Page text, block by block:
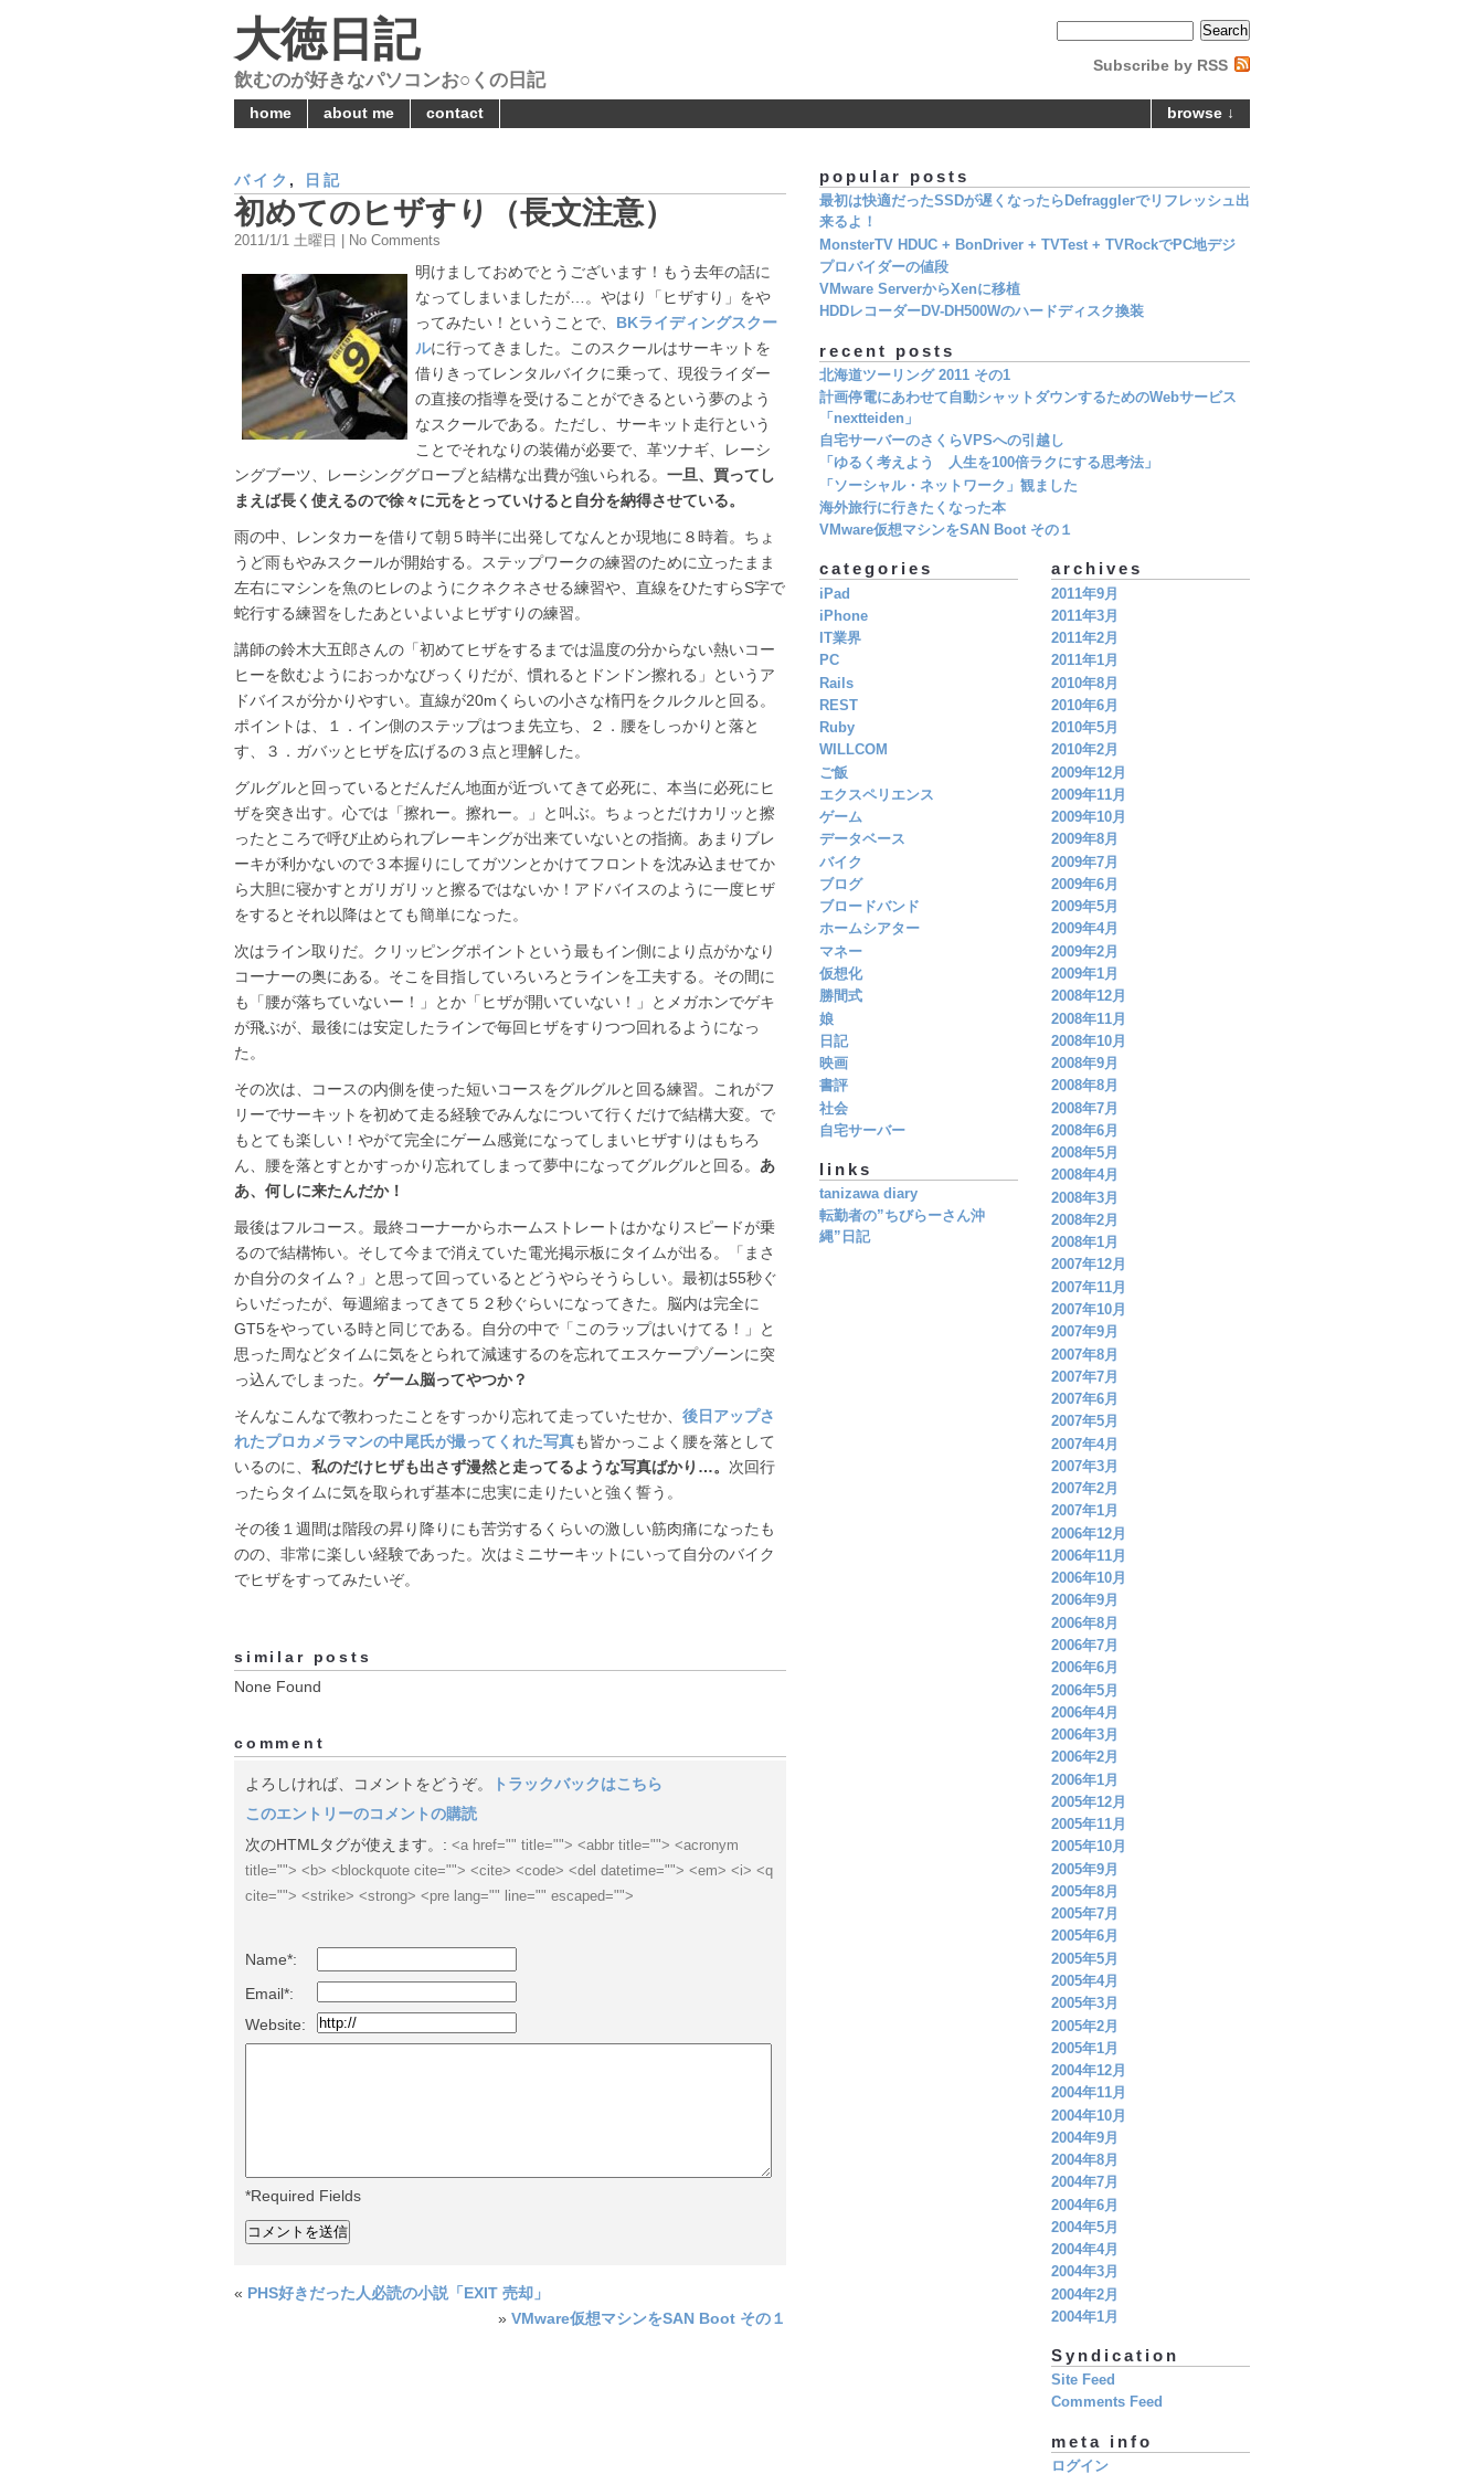
Subscribe by RSS
大徳日記
飲むのが好きなパソコンお○くの日記
home about me contact browse ↓
バイク , 日記
初めてのヒザすり（長文注意）
2011/1/1 土曜日 | No Comments
明けましておめでとうございます！もう去年の話に
なってしまいましたが…。やはり「ヒザすり」をや
ってみたい！ということで、 BKライディングスクー
ルに行ってきました。このスクールはサーキットを
借りきってレンタルバイクに乗って、現役ライダー
の直接の指導を受けることができるという夢のよう
なスクールである。ただし、サーキット走行という
ことでそれなりの装備が必要で、革ツナギ、レーシ
ングブーツ、レーシンググローブと結構な出費が強いられる。 一旦、買ってし
まえば長く使えるので徐々に元をとっていけると自分を納得させている。
雨の中、レンタカーを借りて朝５時半に出発してなんとか現地に８時着。ちょ
うど雨もやみスクールが開始する。ステップワークの練習のために立ったまま
左右にマシンを魚のヒレのようにクネクネさせる練習や、直線をひたすらS字で
蛇行する練習をしたあといよいよヒザすりの練習。
講師の鈴木大五郎さんの「初めてヒザをするまでは温度の分からない熱いコー
ヒーを飲むようにおっかなびっくりだが、慣れるとドンドン擦れる」というア
ドバイスが分かりやすい。直線が20mくらいの小さな楕円をクルクルと回る。
ポイントは、１．イン側のステップはつま先立ち、２．腰をしっかりと落と
す、３．ガバッとヒザを広げるの３点と理解した。
グルグルと回っているとだんだん地面が近づいてきて必死に、本当に必死にヒ
ザを突き出す。心では「擦れー。擦れー。」と叫ぶ。ちょっとだけカリッと擦
ったところで呼び止められブレーキングが出来ていないとの指摘。あまりブレ
ーキが利かないので３本握りにしてガツンとかけてフロントを沈み込ませてか
ら大胆に寝かすとガリガリッと擦るではないか！アドバイスのように一度ヒザ
をするとそれ以降はとても簡単になった。
次はライン取りだ。クリッピングポイントという最もイン側により点がかなり
コーナーの奥にある。そこを目指していろいろとラインを工夫する。その間に
も「腰が落ちていないー！」とか「ヒザが開いていない！」とメガホンでゲキ
が飛ぶが、最後には安定したラインで毎回ヒザをすりつつ回れるようになっ
た。
その次は、コースの内側を使った短いコースをグルグルと回る練習。これがフ
リーでサーキットを初めて走る経験でみんなについて行くだけで結構大変。で
もとても楽しい！やがて完全にゲーム感覚になってしまいヒザすりはもちろ
ん、腰を落とすとかすっかり忘れてしまって夢中になってグルグルと回る。 あ
あ、何しに来たんだか！
最後はフルコース。最終コーナーからホームストレートはかなりスピードが乗
るので結構怖い。そして今まで消えていた電光掲示板にタイムが出る。「まさ
か自分のタイム？」と思って回っているとどうやらそうらしい。最初は55秒ぐ
らいだったが、毎週縮まってきて５２秒ぐらいになってきた。脳内は完全に
GT5をやっている時と同じである。自分の中で「このラップはいけてる！」と
思った周などタイムに気をとられて減速するのを忘れてエスケープゾーンに突
っ込んでしまった。 ゲーム脳ってやつか？
そんなこんなで教わったことをすっかり忘れて走っていたせか、 後日アップさ
れたプロカメラマンの中尾氏が撮ってくれた写真も皆かっこよく腰を落として
いるのに、 私のだけヒザも出さず漫然と走ってるような写真ばかり…。 次回行
ったらタイムに気を取られず基本に忠実に走りたいと強く誓う。
その後１週間は階段の昇り降りにも苦労するくらいの激しい筋肉痛になったも
のの、非常に楽しい経験であった。次はミニサーキットにいって自分のバイク
でヒザをすってみたいぞ。
similar posts
None Found
comment
よろしければ、コメントをどうぞ。
トラックバックはこちら
このエントリーのコメントの購読
次のHTMLタグが使えます。: <a href="" title=""> <abbr title=""> <acronym
title=""> <b> <blockquote cite=""> <cite> <code> <del datetime=""> <em> <i> <q
cite=""> <strike> <strong> <pre lang="" line="" escaped="">
Name*:
Email*:
Website:
*Required Fields
« PHS好きだった人必読の小説「EXIT 売却」
» VMware仮想マシンをSAN Boot その１
popular posts
最初は快適だったSSDが遅くなったらDefragglerでリフレッシュ出
来るよ！
MonsterTV HDUC + BonDriver + TVTest + TVRockでPC地デジ
プロバイダーの値段
VMware ServerからXenに移植
HDDレコーダーDV-DH500Wのハードディスク換装
recent posts
北海道ツーリング 2011 その1
計画停電にあわせて自動シャットダウンするためのWebサービス
「nextteiden」
自宅サーバーのさくらVPSへの引越し
「ゆるく考えよう 人生を100倍ラクにする思考法」
「ソーシャル・ネットワーク」観ました
海外旅行に行きたくなった本
VMware仮想マシンをSAN Boot その１
archives
2011年9月
2011年3月
2011年2月
2011年1月
2010年8月
2010年6月
2010年5月
2010年2月
2009年12月
2009年11月
2009年10月
2009年8月
2009年7月
2009年6月
2009年5月
2009年4月
2009年2月
2009年1月
2008年12月
2008年11月
2008年10月
2008年9月
2008年8月
2008年7月
2008年6月
2008年5月
2008年4月
2008年3月
2008年2月
2008年1月
2007年12月
2007年11月
2007年10月
2007年9月
2007年8月
2007年7月
2007年6月
2007年5月
2007年4月
2007年3月
2007年2月
2007年1月
2006年12月
2006年11月
2006年10月
2006年9月
2006年8月
2006年7月
2006年6月
2006年5月
2006年4月
2006年3月
2006年2月
2006年1月
2005年12月
2005年11月
2005年10月
2005年9月
2005年8月
2005年7月
2005年6月
2005年5月
2005年4月
2005年3月
2005年2月
2005年1月
2004年12月
2004年11月
2004年10月
2004年9月
2004年8月
2004年7月
2004年6月
2004年5月
2004年4月
2004年3月
2004年2月
2004年1月
Syndication
Site Feed
Comments Feed
meta info
ログイン
categories
iPad
iPhone
IT業界
PC
Rails
REST
Ruby
WILLCOM
ご飯
エクスペリエンス
ゲーム
データベース
バイク
ブログ
ブロードバンド
ホームシアター
マネー
仮想化
勝間式
娘
日記
映画
書評
社会
自宅サーバー
links
tanizawa diary
転勤者の”ちびらーさん沖
縄”日記